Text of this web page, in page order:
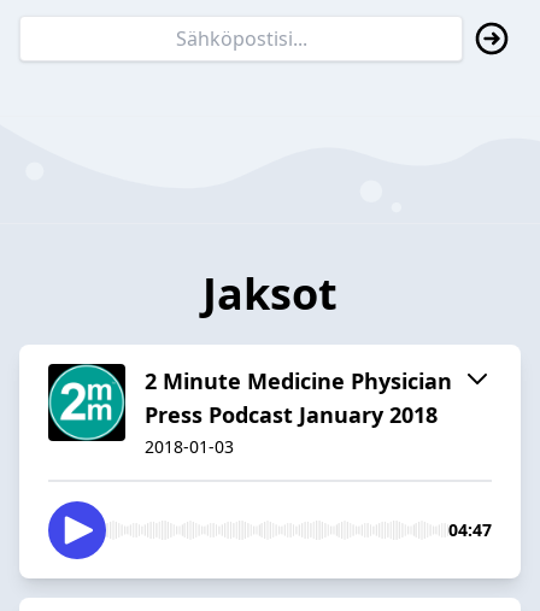
Jaksot
2 Minute Medicine Physician
Press Podcast January 2018
2018-01-03
04:47